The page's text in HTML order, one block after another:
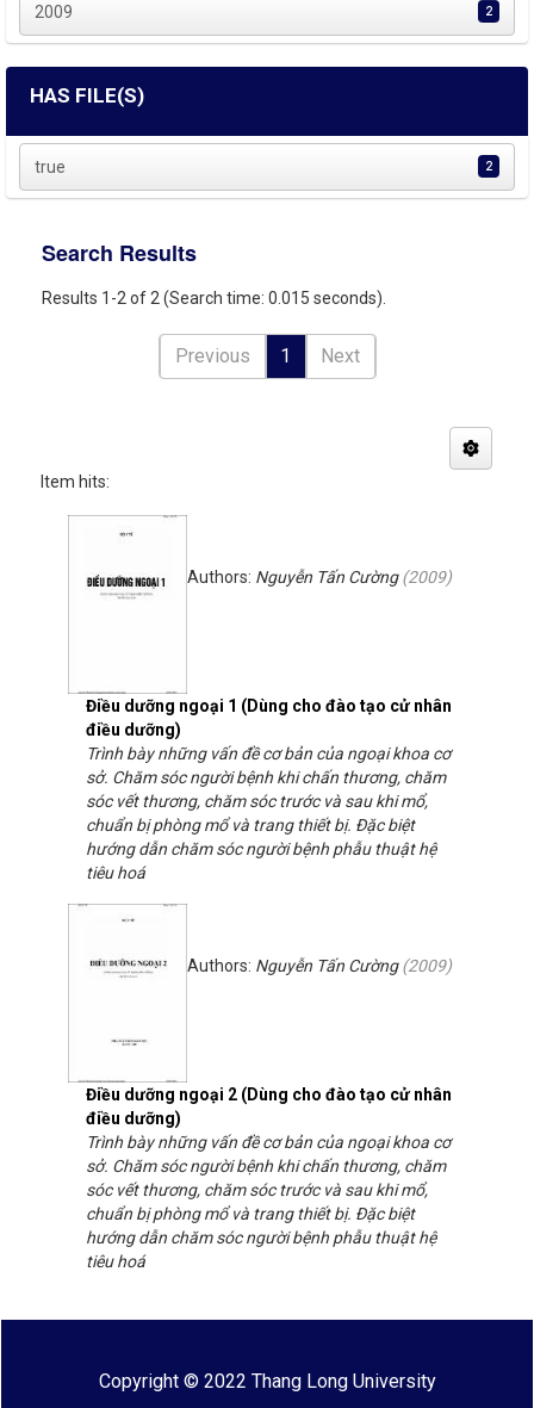
2009 2
HAS FILE(S)
true 2
Search Results
Results 1-2 of 2 (Search time: 0.015 seconds).
Previous 1 Next
Item hits:
Điều dưỡng ngoại 1 (Dùng cho đào tạo cử nhân
điều dưỡng)
Authors: Nguyễn Tấn Cường(2009)
Trình bày những vấn đề cơ bản của ngoại khoa cơ
sở. Chăm sóc người bệnh khi chấn thương, chăm
sóc vết thương, chăm sóc trước và sau khi mổ,
chuẩn bị phòng mổ và trang thiết bị. Đặc biệt
hướng dẫn chăm sóc người bệnh phẫu thuật hệ
tiêu hoá
Điều dưỡng ngoại 2 (Dùng cho đào tạo cử nhân
điều dưỡng)
Authors: Nguyễn Tấn Cường(2009)
Trình bày những vấn đề cơ bản của ngoại khoa cơ
sở. Chăm sóc người bệnh khi chấn thương, chăm
sóc vết thương, chăm sóc trước và sau khi mổ,
chuẩn bị phòng mổ và trang thiết bị. Đặc biệt
hướng dẫn chăm sóc người bệnh phẫu thuật hệ
tiêu hoá
Copyright © 2022 Thang Long University